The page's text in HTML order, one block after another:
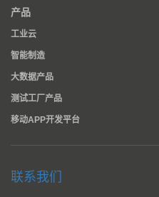
产品
工业云
智能制造
大数据产品
测试工厂产品
移动APP开发平台
联系我们